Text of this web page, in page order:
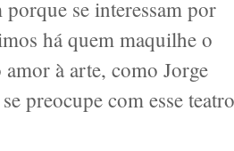
se interessam por
há quem maquilhe o
à arte, como Jorge
preocupe com esse